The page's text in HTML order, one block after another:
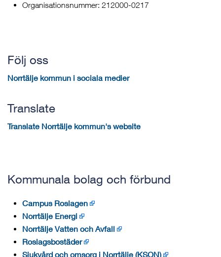
Organisationsnummer: 212000-0217
Följ oss
Norrtälje kommun i sociala medier
Translate
Translate Norrtälje kommun's website
Kommunala bolag och förbund
Campus Roslagen
Norrtälje Energi
Norrtälje Vatten och Avfall
Roslagsbostäder
Sjukvård och omsorg i Norrtälje (KSON)